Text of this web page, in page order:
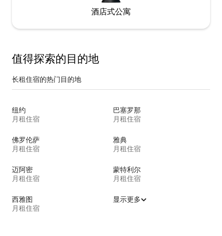
酒店式公寓
值得探索的目的地
长租住宿的热门目的地
纽约
月租住宿
巴塞罗那
月租住宿
佛罗伦萨
月租住宿
雅典
月租住宿
迈阿密
月租住宿
蒙特利尔
月租住宿
西雅图
月租住宿
显示更多